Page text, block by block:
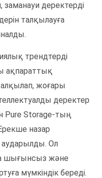
заманауи деректерді
талқылауға
трендтерді
ақпараттық
жоғары
деректер
Pure Storage-тың
назар
аударылды. Ол
шығынсыз және
мүмкіндік береді.